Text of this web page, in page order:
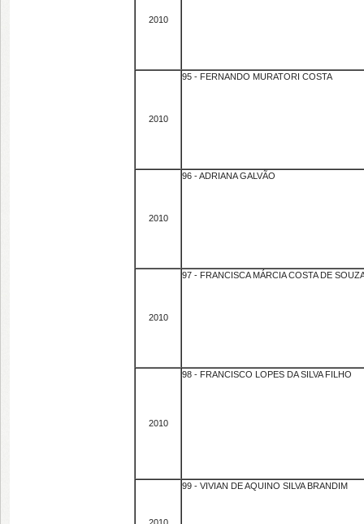
2010
2010
95 - FERNANDO MURATORI COSTA
2010
96 - ADRIANA GALVÃO
2010
97 - FRANCISCA MÁRCIA COSTA DE
2010
98 - FRANCISCO LOPES DA SILVA FILHO
99 - VIVIAN DE AQUINO SILVA BRANDIM